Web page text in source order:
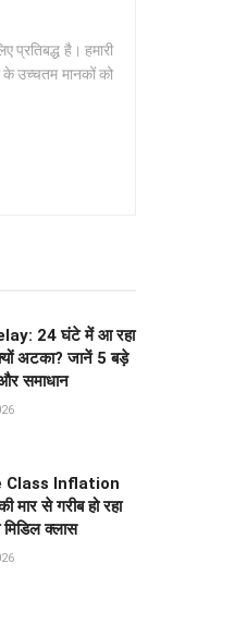
है। हमारी
के उच्चतम मानकों को
24 घंटे में आ रहा
अटका? जानें 5 बड़े
समाधान
Class Inflation
मार से गरीब हो रहा
मिडिल क्लास